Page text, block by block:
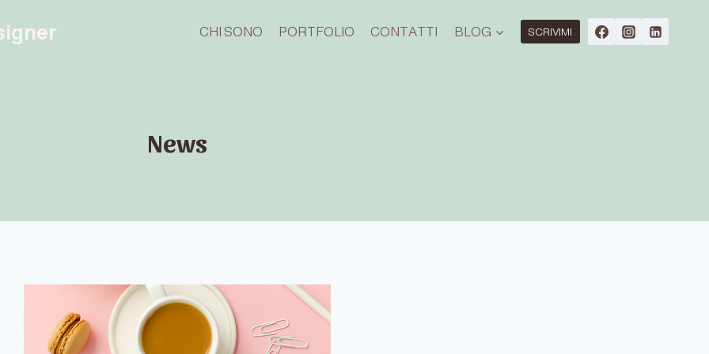
CHI SONO PORTFOLIO CONTATTI BLOG SCRIVIMI
News